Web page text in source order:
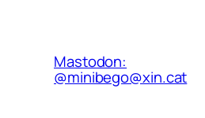
Mastodon:
@minibego@xin.cat